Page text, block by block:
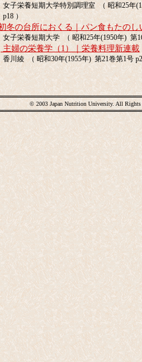
女子栄養短期大学特別調理室 （ 昭和25年
p18 ）
冬の台所におくる｜パン食もたの
女子栄養短期大学 （ 昭和25年(1950年) 第
主婦の栄養学（1）｜栄養料理新連載
香川綾 （ 昭和30年(1955年) 第21巻第1号
© 2003 Japan Nutrition University. All Rights